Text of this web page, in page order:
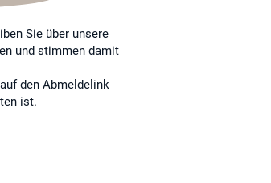
Sie über unsere
und stimmen damit
den Abmeldelink
ist.